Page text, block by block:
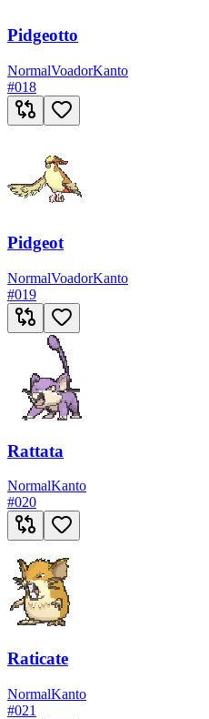
Pidgeotto
NormalVoadorKanto
#018
Pidgeot
NormalVoadorKanto
#019
Rattata
NormalKanto
#020
Raticate
NormalKanto
#021